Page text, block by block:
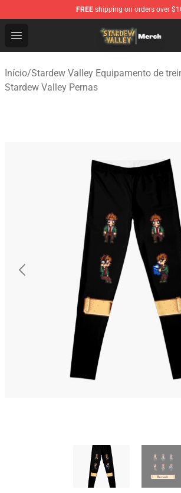
FREE shipping on orders over
Open menu
Stardew Valley Store - Official
Início/Stardew Valley Equipamento de
Stardew Valley Pernas